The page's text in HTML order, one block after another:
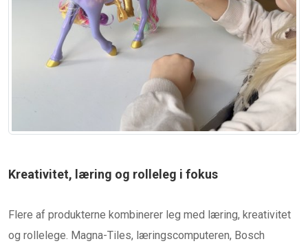
Kreativitet, læring og rolleleg i fokus
Flere af produkterne kombinerer leg med læring, kreativitet
og rollelege. Magna-Tiles, læringscomputeren, Bosch